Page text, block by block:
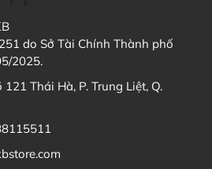
thì khi nào tôi phải thanh toán
nhận hàng (có thể tạo tài
trong sổ địa chỉ ). Sau đó bấm
thức vận chuyển
do Sở Tài Chính Thành phố
2025.
121 Thái Hà, P. Trung Liệt, Q.